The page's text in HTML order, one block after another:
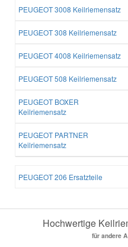
PEUGEOT 3008 Keilriemensatz
PEUGEOT 308 Keilriemensatz
PEUGEOT 4008 Keilriemensatz
PEUGEOT 508 Keilriemensatz
PEUGEOT BOXER
Keilriemensatz
PEUGEOT PARTNER
Keilriemensatz
PEUGEOT 206 Ersatzteile
Hochwertige
für andere